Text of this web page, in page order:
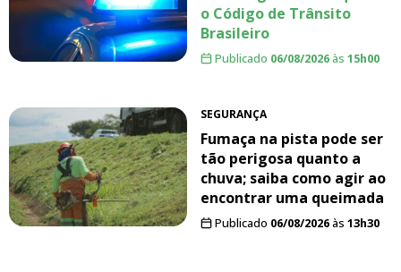
o Código de Trânsito
Brasileiro
Publicado 06/08/2026às 15h00
SEGURANÇA
Fumaça na pista pode ser
tão perigosa quanto a
chuva; saiba como agir ao
encontrar uma queimada
Publicado 06/08/2026às 13h30